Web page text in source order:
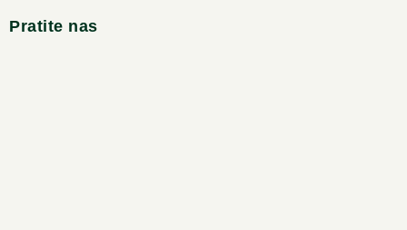
Pratite nas